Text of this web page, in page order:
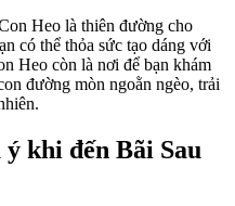
Heo là thiên đường cho
có thể thỏa sức tạo dáng với
Heo còn là nơi để bạn khám
đường mòn ngoằn ngèo, trải
khi đến Bãi Sau